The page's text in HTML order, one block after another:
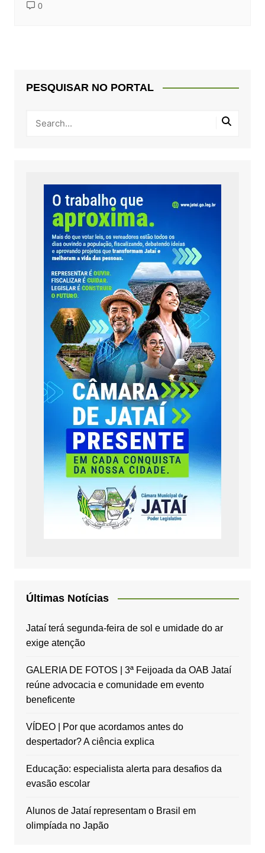
0
PESQUISAR NO PORTAL
Últimas Notícias
Jataí terá segunda-feira de sol e umidade do ar
exige atenção
GALERIA DE FOTOS | 3ª Feijoada da OAB Jataí
reúne advocacia e comunidade em evento
beneficente
VÍDEO | Por que acordamos antes do
despertador? A ciência explica
Educação: especialista alerta para desafios da
evasão escolar
Alunos de Jataí representam o Brasil em
olimpíada no Japão